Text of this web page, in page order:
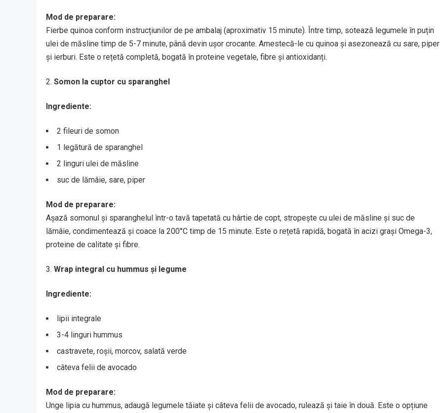
Mod de preparare:
Fierbe quinoa conform instrucțiunilor de pe ambalaj (aproximativ 15 minute). Între timp, sotează legumele în puțin
ulei de măsline timp de 5-7 minute, până devin ușor crocante. Amestecă-le cu quinoa și asezonează cu sare, piper
și ierburi. Este o rețetă completă, bogată în proteine vegetale, fibre și antioxidanți.
Somon la cuptor cu sparanghel
Ingrediente:
2 fileuri de somon
1 legătură de sparanghel
2 linguri ulei de măsline
suc de lămâie, sare, piper
Mod de preparare:
Așază somonul și sparanghelul într-o tavă tapetată cu hârtie de copt, stropește cu ulei de măsline și suc de
lămâie, condimentează și coace la 200°C timp de 15 minute. Este o rețetă rapidă, bogată în acizi grași Omega-3,
proteine de calitate și fibre.
Wrap integral cu hummus și legume
Ingrediente:
lipii integrale
3-4 linguri hummus
castravete, roșii, morcov, salată verde
câteva felii de avocado
Mod de preparare:
Unge lipia cu hummus, adaugă legumele tăiate și câteva felii de avocado, rulează și taie în două. Este o opțiune